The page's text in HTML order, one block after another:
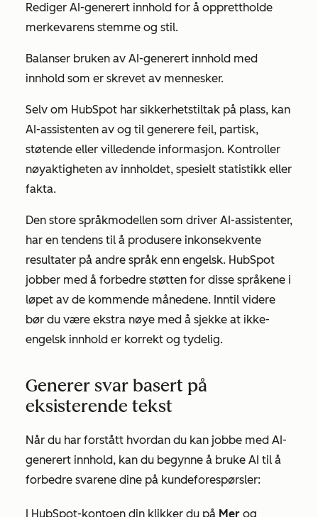
Rediger AI-generert innhold for å opprettholde
merkevarens stemme og stil.
Balanser bruken av AI-generert innhold med
innhold som er skrevet av mennesker.
Selv om HubSpot har sikkerhetstiltak på plass, kan
AI-assistenten av og til generere feil, partisk,
støtende eller villedende informasjon. Kontroller
nøyaktigheten av innholdet, spesielt statistikk eller
fakta.
Den store språkmodellen som driver AI-assistenter,
har en tendens til å produsere inkonsekvente
resultater på andre språk enn engelsk. HubSpot
jobber med å forbedre støtten for disse språkene i
løpet av de kommende månedene. Inntil videre
bør du være ekstra nøye med å sjekke at ikke-
engelsk innhold er korrekt og tydelig.
Generer svar basert på
eksisterende tekst
Når du har forstått hvordan du kan jobbe med AI-
generert innhold, kan du begynne å bruke AI til å
forbedre svarene dine på kundeforespørsler:
I HubSpot-kontoen din klikker du på Mer og